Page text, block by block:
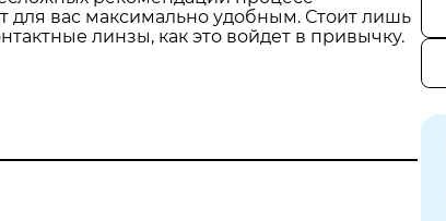
для вас максимально удобным. Стоит лишь
линзы, как это войдет в привычку.